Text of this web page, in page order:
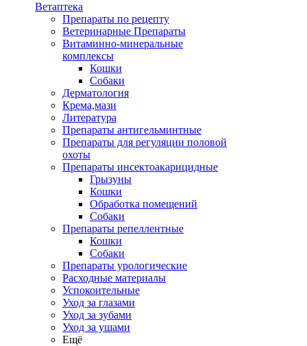
Ветаптека
Препараты по рецепту
Ветеринарные Препараты
Витаминно-минеральные
комплексы
Кошки
Собаки
Дерматология
Крема,мази
Литература
Препараты антигельминтные
Препараты для регуляции половой
охоты
Препараты инсектоакарицидные
Грызуны
Кошки
Обработка помещений
Собаки
Препараты репеллентные
Кошки
Собаки
Препараты урологические
Расходные материалы
Успокоительные
Уход за глазами
Уход за зубами
Уход за ушами
Ещё